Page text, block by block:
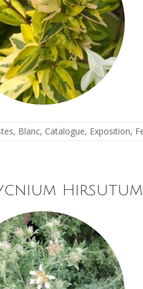
, Blanc, Catalogue, Exposition,